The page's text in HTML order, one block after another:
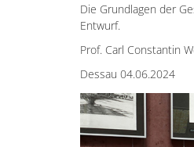
Die Grundlagen der
Entwurf.
Prof. Carl Constantin
Dessau 04.06.2024